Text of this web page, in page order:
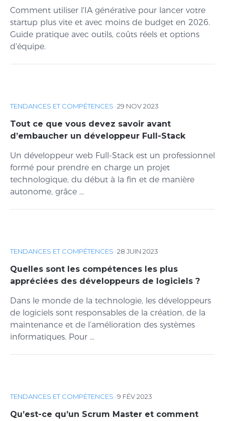
Comment utiliser l'IA générative pour lancer votre
startup plus vite et avec moins de budget en 2026.
Guide pratique avec outils, coûts réels et options
d'équipe.
TENDANCES ET COMPÉTENCES ·29 NOV 2023
Tout ce que vous devez savoir avant
d’embaucher un développeur Full-Stack
Un développeur web Full-Stack est un professionnel
formé pour prendre en charge un projet
technologique, du début à la fin et de manière
autonome, grâce ...
TENDANCES ET COMPÉTENCES ·28 JUIN 2023
Quelles sont les compétences les plus
appréciées des développeurs de logiciels ?
Dans le monde de la technologie, les développeurs
de logiciels sont responsables de la création, de la
maintenance et de l’amélioration des systèmes
informatiques. Pour ...
TENDANCES ET COMPÉTENCES ·9 FÉV 2023
Qu’est-ce qu’un Scrum Master et comment